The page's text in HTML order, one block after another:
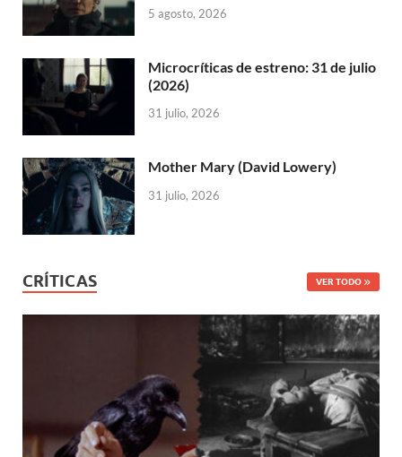
5 agosto, 2026
Microcríticas de estreno: 31 de julio
(2026)
31 julio, 2026
Mother Mary (David Lowery)
31 julio, 2026
CRÍTICAS VER TODO